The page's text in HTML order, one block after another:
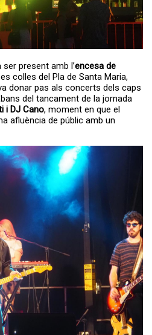
present amb l’encesa de
colles del Pla de Santa Maria,
donar pas als concerts dels caps
del tancament de la jornada
i DJ Cano, moment en que el
afluència de públic amb un